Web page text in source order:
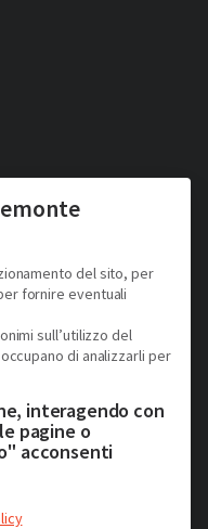
S.r.l.
- R.E.A TO 1163413
Torino, (Italy)
di Schiavone&Guga
del sito, per
fornire eventuali
sull’utilizzo del
di analizzarli per
interagendo con
pagine o
acconsenti